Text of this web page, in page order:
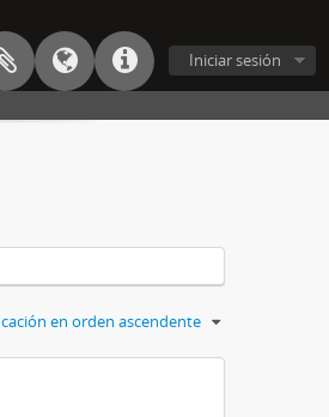
Iniciar sesión
en orden ascendente